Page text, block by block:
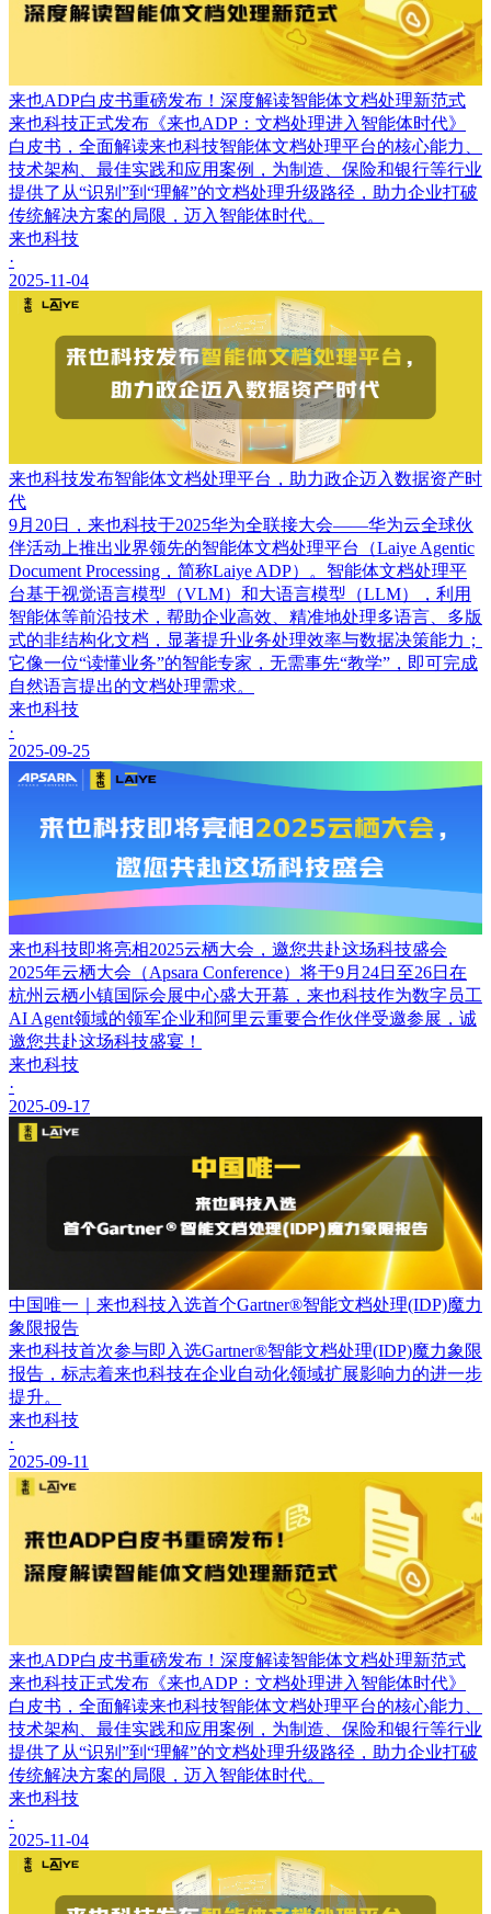
来也ADP白皮书重磅发布！深度解读智能体文档处理新范式
来也科技正式发布《来也ADP：文档处理进入智能体时代》
白皮书，全面解读来也科技智能体文档处理平台的核心能力、
技术架构、最佳实践和应用案例，为制造、保险和银行等行业
提供了从“识别”到“理解”的文档处理升级路径，助力企业打破
传统解决方案的局限，迈入智能体时代。
来也科技
·
2025-11-04
来也科技发布智能体文档处理平台，助力政企迈入数据资产时
代
9月20日，来也科技于2025华为全联接大会——华为云全球伙
伴活动上推出业界领先的智能体文档处理平台（Laiye Agentic
Document Processing，简称Laiye ADP）。智能体文档处理平
台基于视觉语言模型（VLM）和大语言模型（LLM），利用
智能体等前沿技术，帮助企业高效、精准地处理多语言、多版
式的非结构化文档，显著提升业务处理效率与数据决策能力；
它像一位“读懂业务”的智能专家，无需事先“教学”，即可完成
自然语言提出的文档处理需求。
来也科技
·
2025-09-25
来也科技即将亮相2025云栖大会，邀您共赴这场科技盛会
2025年云栖大会（Apsara Conference）将于9月24日至26日在
杭州云栖小镇国际会展中心盛大开幕，来也科技作为数字员工
AI Agent领域的领军企业和阿里云重要合作伙伴受邀参展，诚
邀您共赴这场科技盛宴！
来也科技
·
2025-09-17
中国唯一｜来也科技入选首个Gartner®智能文档处理(IDP)魔力
象限报告
来也科技首次参与即入选Gartner®智能文档处理(IDP)魔力象限
报告，标志着来也科技在企业自动化领域扩展影响力的进一步
提升。
来也科技
·
2025-09-11
来也ADP白皮书重磅发布！深度解读智能体文档处理新范式
来也科技正式发布《来也ADP：文档处理进入智能体时代》
白皮书，全面解读来也科技智能体文档处理平台的核心能力、
技术架构、最佳实践和应用案例，为制造、保险和银行等行业
提供了从“识别”到“理解”的文档处理升级路径，助力企业打破
传统解决方案的局限，迈入智能体时代。
来也科技
·
2025-11-04